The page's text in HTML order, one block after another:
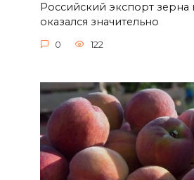
Российский экспорт зерна
оказался значительно
0 122